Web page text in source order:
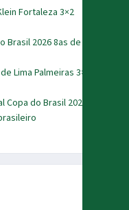
Fortaleza 3×2
2026 8as de final
Lima Palmeiras 3×0
do Brasil 2026